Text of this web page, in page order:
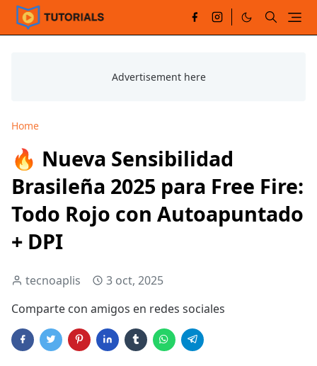
Home
🔥 Nueva Sensibilidad
Brasileña 2025 para Free Fire:
Todo Rojo con Autoapuntado
+ DPI
tecnoaplis
3 oct, 2025
Comparte con amigos en redes sociales